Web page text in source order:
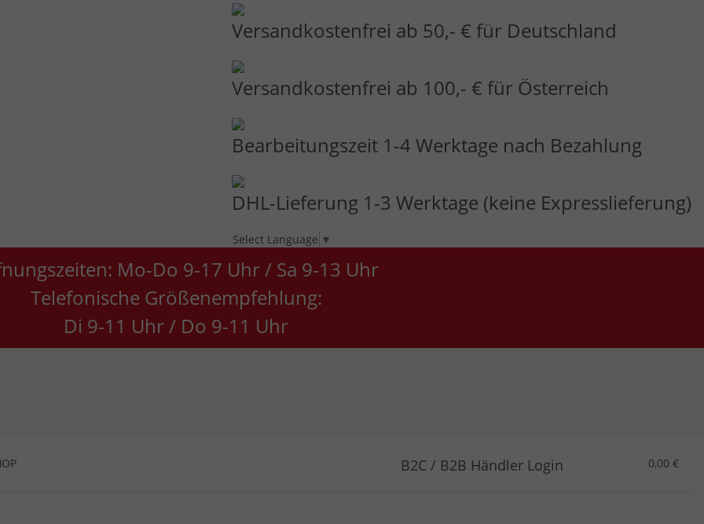
Versandkostenfrei ab 50,- € für Deutschland
Versandkostenfrei ab 100,- € für Österreich
Bearbeitungszeit 1-4 Werktage nach Bezahlung
DHL-Lieferung 1-3 Werktage (keine Expresslieferung)
Select Language ▼
Mo-Do 9-17 Uhr / Sa 9-13 Uhr
Telefonische Größenempfehlung:
Di 9-11 Uhr / Do 9-11 Uhr
0,00 €
B2C / B2B Händler Login